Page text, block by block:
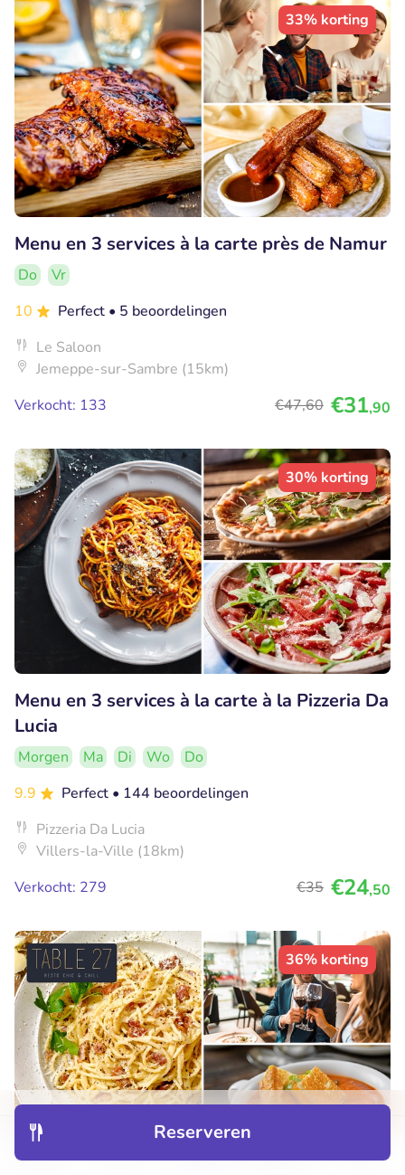
Reserveren
33% korting
Menu en 3 services à la carte près de Namur
Do
Vr
10
Perfect • 5 beoordelingen
Le Saloon
Jemeppe-sur-Sambre (15km)
Verkocht: 133
€47,60 €31,90
30% korting
Menu en 3 services à la carte à la Pizzeria Da
Lucia
Morgen Ma Di Wo
Do
9.9
Perfect • 144 beoordelingen
Pizzeria Da Lucia
Villers-la-Ville (18km)
Verkocht: 279
€35 €24,50
36% korting